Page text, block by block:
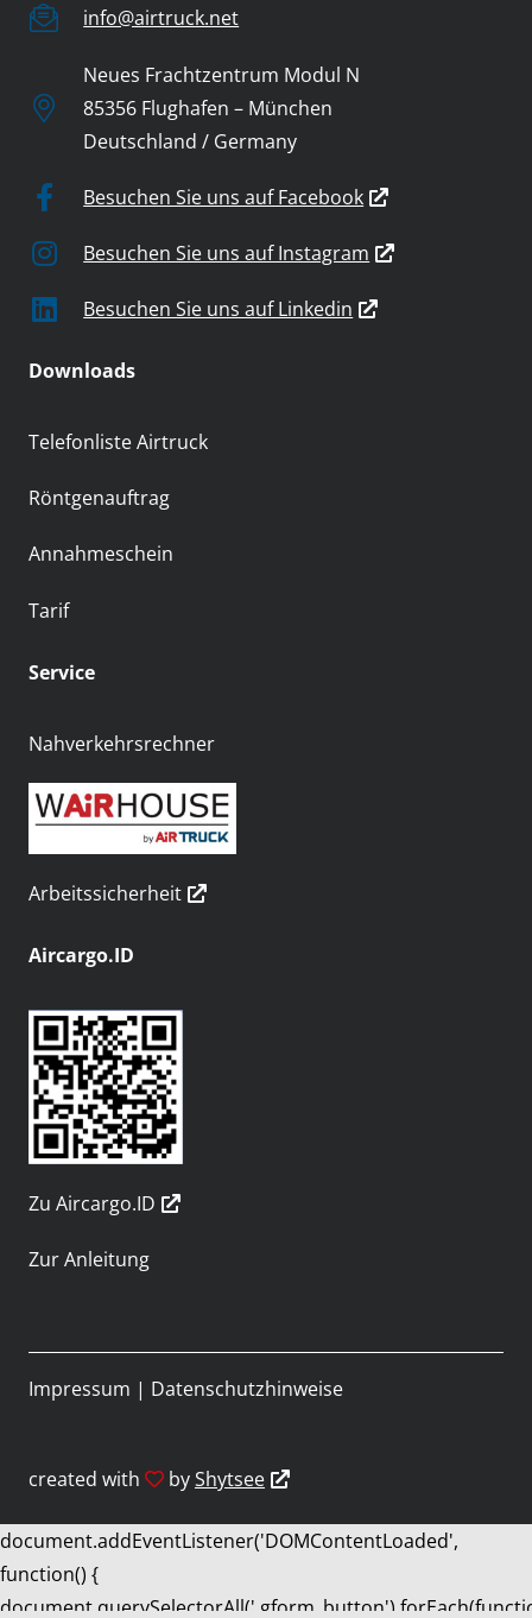
info@airtruck.net
Neues Frachtzentrum Modul N
85356 Flughafen – München
Deutschland / Germany
Besuchen Sie uns auf Facebook
Besuchen Sie uns auf Instagram
Besuchen Sie uns auf Linkedin
Downloads
Telefonliste Airtruck
Röntgenauftrag
Annahmeschein
Tarif
Service
Nahverkehrsrechner
Arbeitssicherheit
Aircargo.ID
Zu Aircargo.ID
Zur Anleitung
created with byShytsee
Impressum | Datenschutzhinweise
document.addEventListener('DOMContentLoaded',
function() {